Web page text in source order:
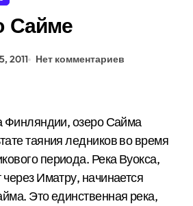
Сайме
2011 Нет комментариев
Финляндии, озеро Сайма
таяния ледников во время
периода. Река Вуокса,
через Иматру, начинается
Это единственная река,